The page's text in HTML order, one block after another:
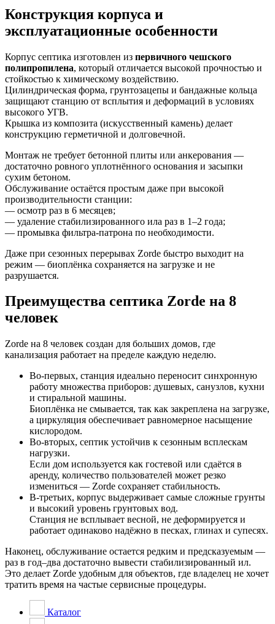
Конструкция корпуса и
эксплуатационные особенности
Корпус септика изготовлен из первичного чешского
полипропилена, который отличается высокой прочностью и
стойкостью к химическому воздействию.
Цилиндрическая форма, грунтозацепы и бандажные кольца
защищают станцию от всплытия и деформаций в условиях
высокого УГВ.
Крышка из композита (искусственный камень) делает
конструкцию герметичной и долговечной.
Монтаж не требует бетонной плиты или анкерования —
достаточно ровного уплотнённого основания и засыпки
сухим бетоном.
Обслуживание остаётся простым даже при высокой
производительности станции:
— осмотр раз в 6 месяцев;
— удаление стабилизированного ила раз в 1–2 года;
— промывка фильтра-патрона по необходимости.
Даже при сезонных перерывах Zorde быстро выходит на
режим — биоплёнка сохраняется на загрузке и не
разрушается.
Преимущества септика Zorde на 8
человек
Zorde на 8 человек создан для больших домов, где
канализация работает на пределе каждую неделю.
Во-первых, станция идеально переносит синхронную
работу множества приборов: душевых, санузлов, кухни
и стиральной машины.
Биоплёнка не смывается, так как закреплена на загрузке,
а циркуляция обеспечивает равномерное насыщение
кислородом.
Во-вторых, септик устойчив к сезонным всплескам
нагрузки.
Если дом используется как гостевой или сдаётся в
аренду, количество пользователей может резко
измениться — Zorde сохраняет стабильность.
В-третьих, корпус выдерживает самые сложные грунты
и высокий уровень грунтовых вод.
Станция не всплывает весной, не деформируется и
работает одинаково надёжно в песках, глинах и супесях.
Наконец, обслуживание остается редким и предсказуемым —
раз в год–два достаточно вывести стабилизированный ил.
Это делает Zorde удобным для объектов, где владелец не хочет
тратить время на частые сервисные процедуры.
Каталог